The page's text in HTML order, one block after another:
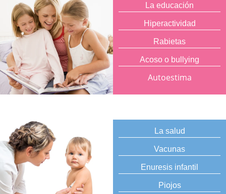
La educación
Hiperactividad
Rabietas
Acoso o bullying
Autoestima
La salud
Vacunas
Enuresis infantil
Piojos